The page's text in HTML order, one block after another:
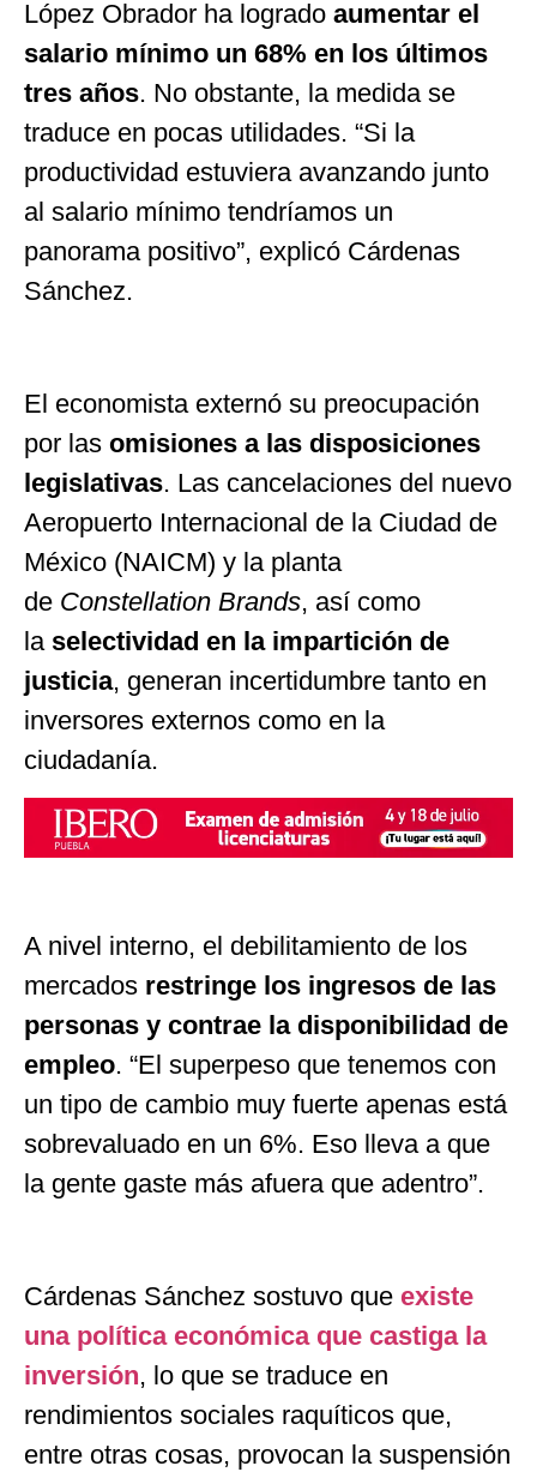
López Obrador ha logrado aumentar el
salario mínimo un 68% en los últimos
tres años. No obstante, la medida se
traduce en pocas utilidades. “Si la
productividad estuviera avanzando junto
al salario mínimo tendríamos un
panorama positivo”, explicó Cárdenas
Sánchez.
El economista externó su preocupación
por las omisiones a las disposiciones
legislativas. Las cancelaciones del nuevo
Aeropuerto Internacional de la Ciudad de
México (NAICM) y la planta
de Constellation Brands, así como
la selectividad en la impartición de
justicia, generan incertidumbre tanto en
inversores externos como en la
ciudadanía.
A nivel interno, el debilitamiento de los
mercados restringe los ingresos de las
personas y contrae la disponibilidad de
empleo. “El superpeso que tenemos con
un tipo de cambio muy fuerte apenas está
sobrevaluado en un 6%. Eso lleva a que
la gente gaste más afuera que adentro”.
Cárdenas Sánchez sostuvo que existe
una política económica que castiga la
inversión, lo que se traduce en
rendimientos sociales raquíticos que,
entre otras cosas, provocan la suspensión